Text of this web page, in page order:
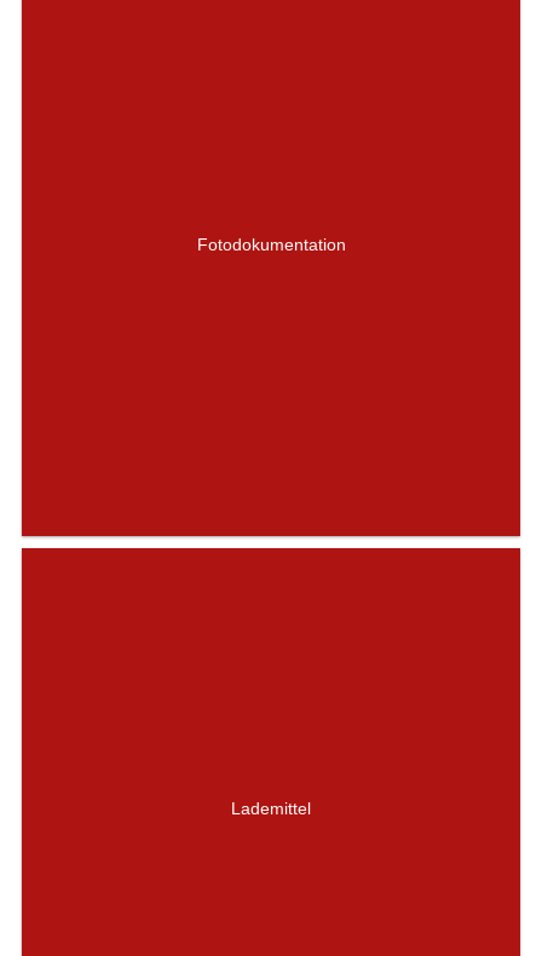
Fotodokumentation
Lademittel